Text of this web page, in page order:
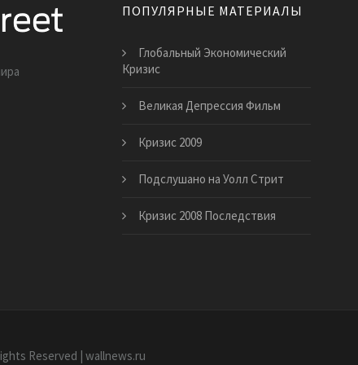
ПОПУЛЯРНЫЕ МАТЕРИАЛЫ
Глобальный Экономический
Кризис
Великая Депрессия Фильм
Кризис 2009
Подслушано на Уолл Стрит
Кризис 2008 Последствия
Reserved | wallnews.ru